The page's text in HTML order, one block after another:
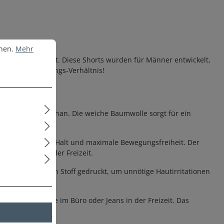
geeignet ist. Diese Shorts wurden für Männer entwickelt,
Preis-Leistungs-Verhältnis!
und 5% Elasthan. Die weiche Baumwolle sorgt für ein
an, bietet Halt und maximale Bewegungsfreiheit. Der
Stunden in der Freizeit.
direkt auf den Stoff gedruckt, um unnötige Hautirritationen
ob Anzughose im Büro oder Jeans in der Freizeit. Das
Mehr Informationen ...
Mehr